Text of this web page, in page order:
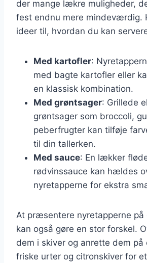
der mange lækre muligheder,
fest endnu mere mindeværdig.
ideer til, hvordan du kan
Med kartofler:
med bagte kartofler eller
en klassisk kombination.
Med grøntsager: Grillede
grøntsager som broccoli,
peberfrugter kan tilføje
til din tallerken.
Med sauce: En lækker
rødvinssauce kan hældes
nyretapperne for ekstra
At præsentere nyretapperne på
kan også gøre en stor forskel.
dem i skiver og anrette dem på
friske urter og citronskiver for